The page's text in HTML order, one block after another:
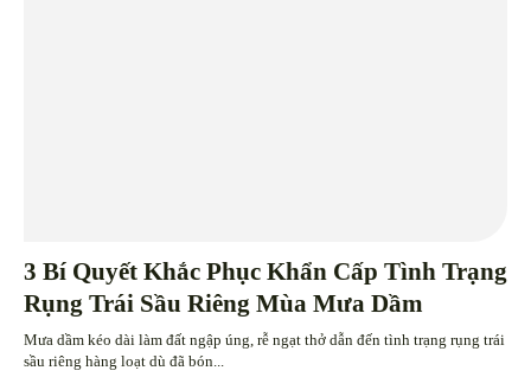
3 Bí Quyết Khắc Phục Khẩn Cấp Tình Trạng
Rụng Trái Sầu Riêng Mùa Mưa Dầm
Mưa dầm kéo dài làm đất ngập úng, rễ ngạt thở dẫn đến tình trạng rụng trái
sầu riêng hàng loạt dù đã bón...